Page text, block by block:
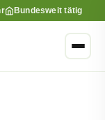
Bundesweit tätig